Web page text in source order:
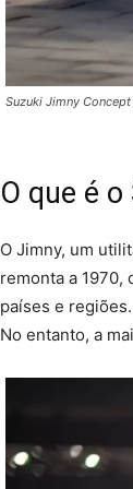
Suzuki Jimny
O que é
O Jimny, um
remonta a 1970,
países e
No entanto, a